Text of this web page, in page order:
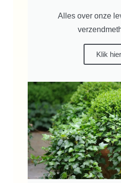
Alles over onze
Klik hier